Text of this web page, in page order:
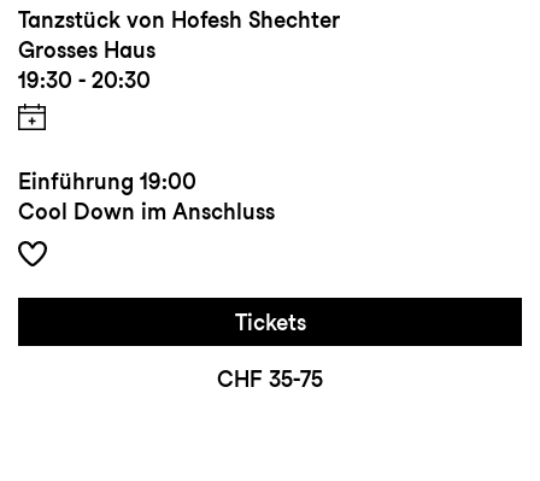
Tanzstück von Hofesh Shechter
Grosses Haus
19:30 - 20:30
Einführung 19:00
Cool Down im Anschluss
Tickets
CHF 35-75